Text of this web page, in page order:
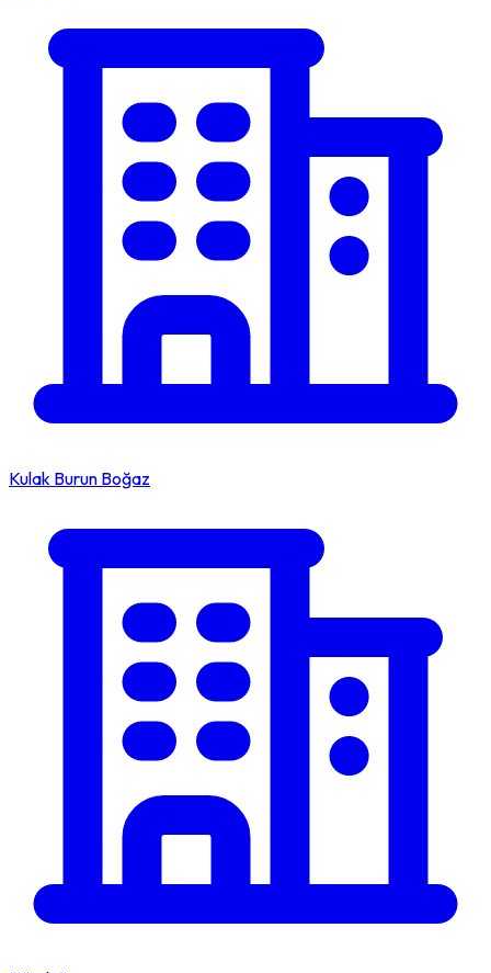
Kulak Burun Boğaz